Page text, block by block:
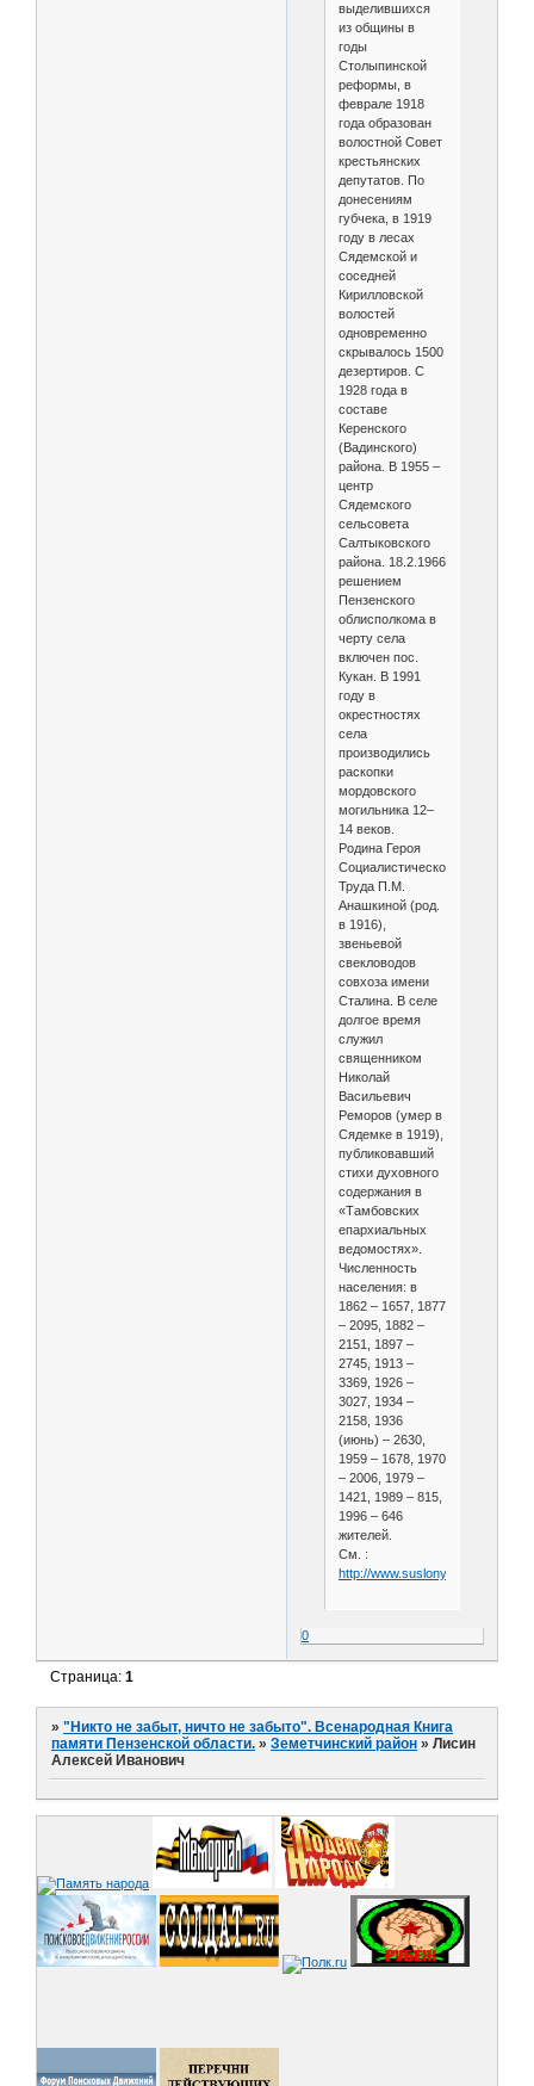
выделившихся
из общины в
годы
Столыпинской
реформы, в
феврале 1918
года образован
волостной Совет
крестьянских
депутатов. По
донесениям
губчека, в 1919
году в лесах
Сядемской и
соседней
Кирилловской
волостей
одновременно
скрывалось 1500
дезертиров. С
1928 года в
составе
Керенского
(Вадинского)
района. В 1955 –
центр
Сядемского
сельсовета
Салтыковского
района. 18.2.1966
решением
Пензенского
облисполкома в
черту села
включен пос.
Кукан. В 1991
году в
окрестностях
села
производились
раскопки
мордовского
могильника 12–
14 веков.
Родина Героя
Социалистического
Труда П.М.
Анашкиной (род.
в 1916),
звеньевой
свекловодов
совхоза имени
Сталина. В селе
долгое время
служил
священником
Николай
Васильевич
Реморов (умер в
Сядемке в 1919),
публиковавший
стихи духовного
содержания в
«Тамбовских
епархиальных
ведомостях».
Численность
населения: в
1862 – 1657, 1877
– 2095, 1882 –
2151, 1897 –
2745, 1913 –
3369, 1926 –
3027, 1934 –
2158, 1936
(июнь) – 2630,
1959 – 1678, 1970
– 2006, 1979 –
1421, 1989 – 815,
1996 – 646
жителей.
См. :
http://www.suslony.ru/
0
Страница:1
»"Никто не забыт, ничто не забыто". Всенародная Книга
памяти Пензенской области. »Земетчинский район »Лисин
Алексей Иванович